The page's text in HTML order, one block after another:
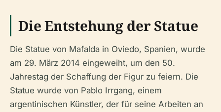
Die Entstehung der Statue
Die Statue von Mafalda in Oviedo, Spanien, wurde
am 29. März 2014 eingeweiht, um den 50.
Jahrestag der Schaffung der Figur zu feiern. Die
Statue wurde von Pablo Irrgang, einem
argentinischen Künstler, der für seine Arbeiten an